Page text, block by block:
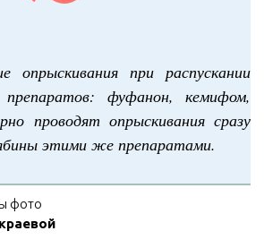
опрыскивания при распускании
фуфанон, кемифом,
проводят опрыскивания сразу
этими же препаратами.